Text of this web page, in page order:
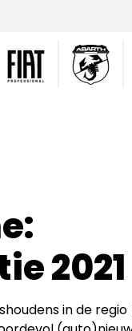
2021
in de